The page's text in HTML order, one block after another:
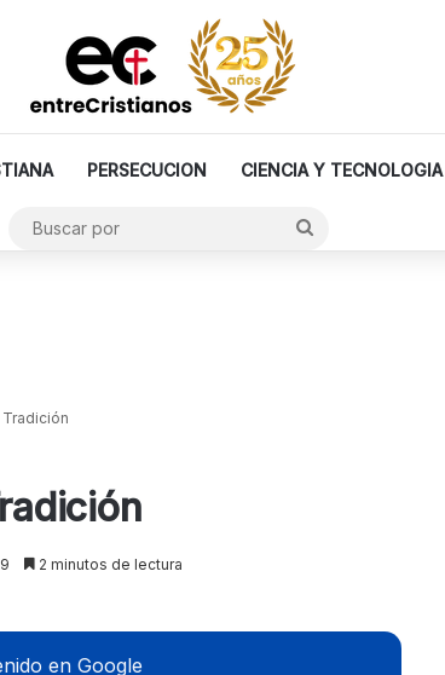
PERSECUCION CIENCIA Y TECNOLOGIA
2 minutos de lectura
en Google